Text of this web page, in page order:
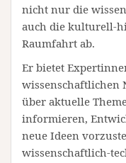
nicht nur die
auch die kulturell-
Raumfahrt ab.
Er bietet
wissenschaftlichen
über aktuelle
informieren,
neue Ideen
wissenschaftlich-